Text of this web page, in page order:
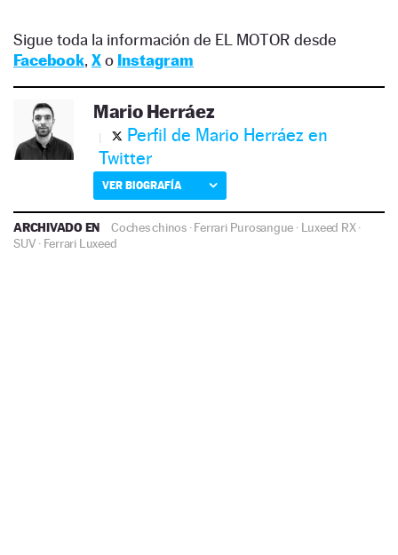
Sigue toda la información de EL MOTOR desde
Facebook, Xo Instagram
Mario Herráez
Perfil de Mario Herráez en
Twitter
VER BIOGRAFÍA
ARCHIVADO EN Coches chinos ·Ferrari Purosangue · Luxeed RX·
SUV · Ferrari Luxeed